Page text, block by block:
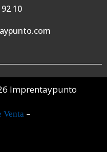
10
Imprentaypunto
Venta –